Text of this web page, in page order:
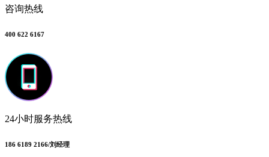
咨询热线
400 622 6167
24小时服务热线
186 6189 2166/刘经理